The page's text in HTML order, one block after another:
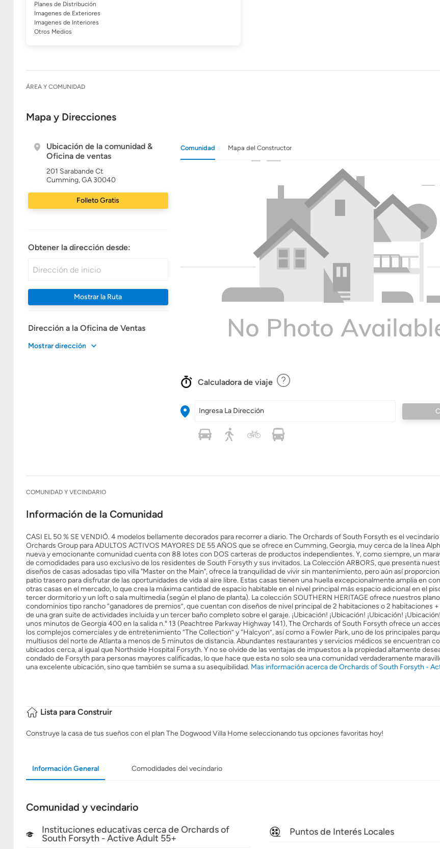
Planes de Distribución
Imagenes de Exteriores
Imagenes de Interiores
Otros Medios
ÁREA Y COMUNIDAD
Mapa y Direcciones
Ubicación de la comunidad &
Oficina de ventas
201 Sarabande Ct
Cumming, GA 30040
Folleto Gratis
Obtener la dirección desde:
Mostrar la Ruta
Dirección a la Oficina de Ventas
Mostrar dirección
Comunidad Mapa del Constructor
Calculadora de viaje
Ingresa La Dirección
COMUNIDAD Y VECINDARIO
Información de la Comunidad
CASI EL 50 % SE VENDIÓ. 4 modelos bellamente decorados para recorrer a diario. The Orchards of South Forsyth es el
Orchards Group para ADULTOS ACTIVOS MAYORES DE 55 AÑOS que se ofrece en Cumming, Georgia, muy cerca de la línea
nueva y emocionante comunidad cuenta con 88 lotes con DOS carteras de productos independientes. Y, como siempre, un
de comodidades para uso exclusivo de los residentes de South Forsyth y sus invitados. La Colección ARBORS, que presenta
diseños de casas adosadas tipo villa "Master on the Main", ofrece la tranquilidad de vivir sin mantenimiento, pero aún así
patio trasero para disfrutar de las oportunidades de vida al aire libre. Estas casas tienen una huella excepcionalmente amplia en
otras casas en el mercado, lo que crea la máxima cantidad de espacio habitable en el nivel principal más espacio adicional en el
tercer dormitorio y un loft o sala multimedia (según el plano de planta). La colección SOUTHERN HERITAGE ofrece nuestros
condominios tipo rancho “ganadores de premios”, que cuentan con diseños de nivel principal de 2 habitaciones o 2 habitaciones
de una gran suite de actividades incluida y un tercer baño completo sobre el garaje. ¡Ubicación! ¡Ubicación! ¡Ubicación!
unos minutos de Georgia 400 en la salida n.° 13 (Peachtree Parkway Highway 141), The Orchards of South Forsyth ofrece un
los complejos comerciales y de entretenimiento “The Collection” y “Halcyon”, así como a Fowler Park, uno de los principales
multiusos del norte de Atlanta a menos de 5 minutos de distancia. Abundantes restaurantes y servicios médicos se encuentran
ubicados cerca, al igual que Northside Hospital Forsyth. Y no se olvide de las ventajas de impuestos a la propiedad altamente
condado de Forsyth para personas mayores calificadas, lo que hace que esta no solo sea una comunidad verdaderamente
una excelente ubicación, sino que también se suma a su asequibilidad. Mas información acerca de Orchards of South Forsyth -
Lista para Construir
Construye la casa de tus sueños con el plan The Dogwood Villa Home seleccionando tus opciones favoritas hoy!
Información General Comodidades del vecindario
Comunidad y vecindario
Instituciones educativas cerca de Orchards of
South Forsyth - Active Adult 55+
Puntos de Interés Locales